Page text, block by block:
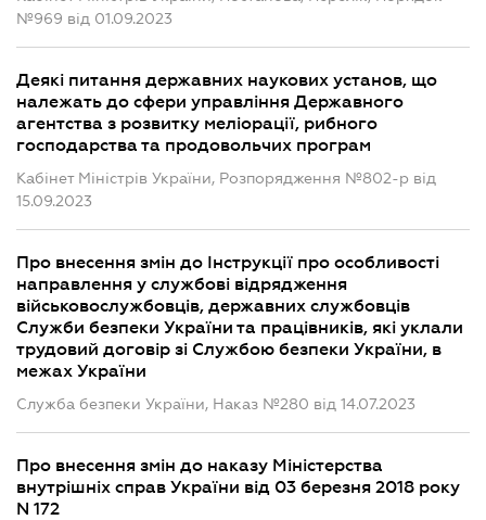
№969 від 01.09.2023
Деякі питання державних наукових установ, що
належать до сфери управління Державного
агентства з розвитку меліорації, рибного
господарства та продовольчих програм
Кабінет Міністрів України, Розпорядження №802-р від
15.09.2023
Про внесення змін до Інструкції про особливості
направлення у службові відрядження
військовослужбовців, державних службовців
Служби безпеки України та працівників, які уклали
трудовий договір зі Службою безпеки України, в
межах України
Служба безпеки України, Наказ №280 від 14.07.2023
Про внесення змін до наказу Міністерства
внутрішніх справ України від 03 березня 2018 року
N 172